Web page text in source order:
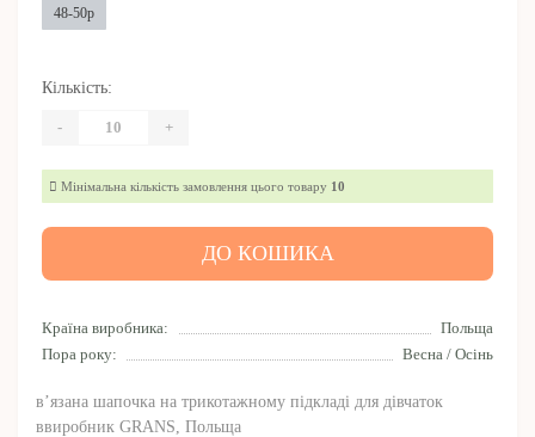
Країна виробника:
Польща
Пора року:
Весна / Осінь
в’язана шапочка на трикотажному підкладі для дівчаток
ввиробник GRANS, Польща
48-50р
Кількість:
- +
Мінімальна кількість замовлення цього товару 10
ДО КОШИКА